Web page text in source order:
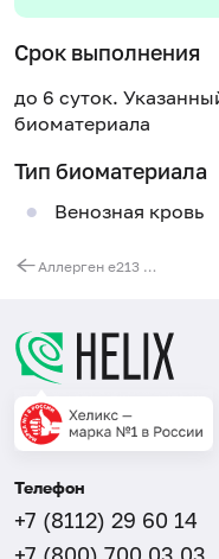
Срок выполнения
до 6 суток.
биоматериала
Тип биоматериала
Венозная кровь
Аллерген e213 - перо попугая жако, IgE, ИФА
Телефон
+7 (8112) 29 60 14